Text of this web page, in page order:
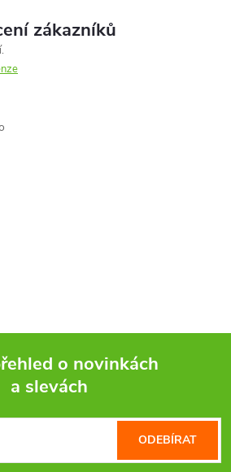
zákazníků
o novinkách
a slevách
ODEBÍRAT